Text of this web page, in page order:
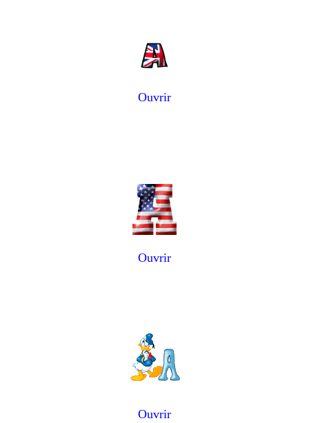
Ouvrir
Ouvrir
Ouvrir